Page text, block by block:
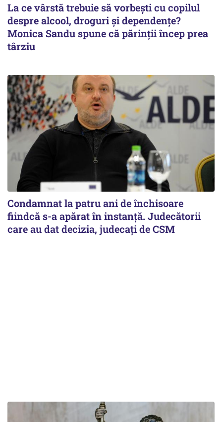
La ce vârstă trebuie să vorbești cu copilul
despre alcool, droguri și dependențe?
Monica Sandu spune că părinții încep prea
târziu
Condamnat la patru ani de închisoare
fiindcă s-a apărat în instanță. Judecătorii
care au dat decizia, judecați de CSM